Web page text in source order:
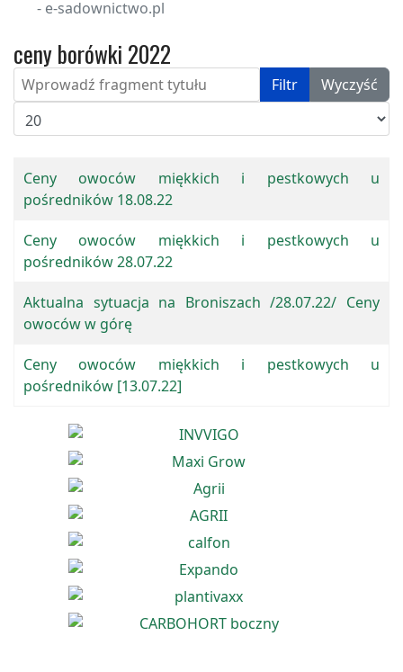
- e-sadownictwo.pl
ceny borówki 2022
Wprowadź fragment tytułu Filtr
Wyczyść
Pokaż #
Ceny owoców miękkich i pestkowych u
pośredników 18.08.22
Ceny owoców miękkich i pestkowych u
pośredników 28.07.22
Aktualna sytuacja na Broniszach /28.07.22/ Ceny
owoców w górę
Ceny owoców miękkich i pestkowych u
pośredników [13.07.22]